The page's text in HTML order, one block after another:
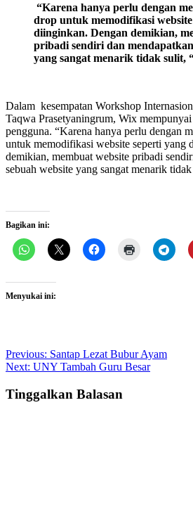
“Karena hanya perlu dengan
drop untuk memodifikasi
diinginkan. Dengan demikian,
pribadi sendiri dan
yang sangat menarik tidak sulit,
Dalam kesempatan Workshop
Taqwa Prasetyaningrum, Wix
pengguna. “Karena hanya perlu dengan
untuk memodifikasi website seperti yang
demikian, membuat website pribadi
sebuah website yang sangat menarik
Bagikan ini:
Menyukai ini:
Post
navigation
Previous: Santap Lezat Bubur Ayam
Next: UNY Tambah Guru Besar
Tinggalkan Balasan